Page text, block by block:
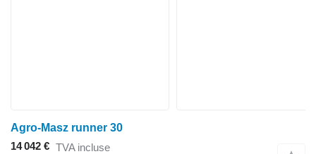
Agro-Masz runner 30
14 042 € TVA incluse